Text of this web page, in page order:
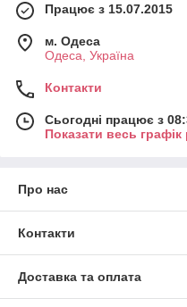
Працює з 15.07.2015
м. Одеса
Одеса, Україна
Контакти
Сьогодні працює з
Показати весь графік
Про нас
Контакти
Доставка та оплата